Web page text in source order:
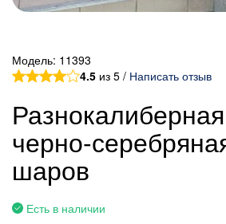
Модель: 11393
4.5 из 5 / Написать отзыв
черно-
шаров
Есть в наличии